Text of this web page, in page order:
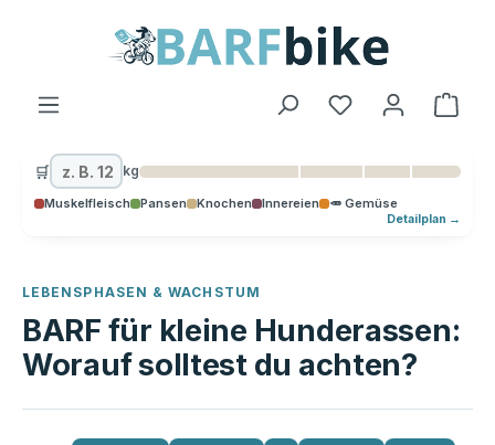
🛒 kg
Muskelfleisch Pansen Knochen Innereien 🥕 Gemüse
Detailplan →
LEBENSPHASEN & WACHSTUM
BARF für kleine Hunderassen:
Worauf solltest du achten?